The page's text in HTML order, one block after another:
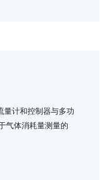
量计和控制器与多功
气体消耗量测量的